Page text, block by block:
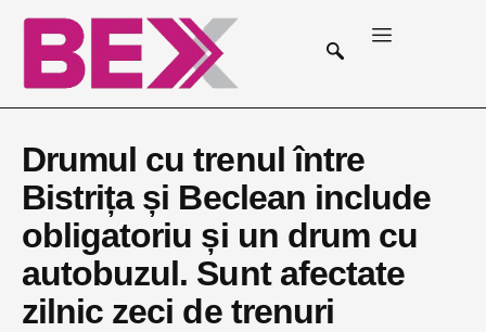
Drumul cu trenul între
Bistrița și Beclean include
obligatoriu și un drum cu
autobuzul. Sunt afectate
zilnic zeci de trenuri